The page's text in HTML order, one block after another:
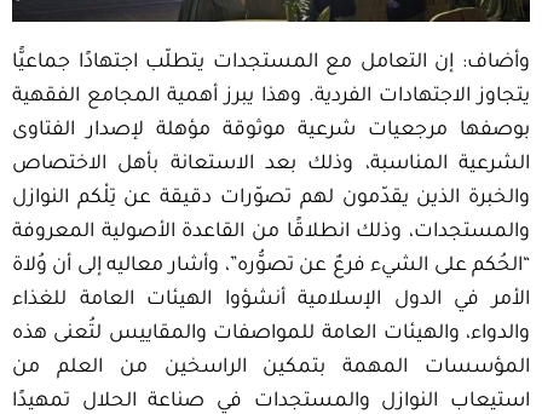
وأضاف: إن التعامل مع المستجدات يتطلّب اجتهادًا جماعيًّا
يتجاوز الاجتهادات الفردية. وهذا يبرز أهمية المجامع الفقهية
بوصفها مرجعيات شرعية موثوقة مؤهلة لإصدار الفتاوى
الشرعية المناسبة، وذلك بعد الاستعانة بأهل الاختصاص
والخبرة الذين يقدّمون لهم تصوّرات دقيقة عن تِلْكم النوازل
والمستجدات، وذلك انطلاقًا من القاعدة الأصولية المعروفة
“الحُكم على الشيء فرعٌ عن تصوُّره”، وأشار معاليه إلى أن وُلاة
الأمر في الدول الإسلامية أنشؤوا الهيئات العامة للغذاء
والدواء، والهيئات العامة للمواصفات والمقاييس لتُعنى هذه
المؤسسات المهمة بتمكين الراسخين من العلم من
استيعاب النوازل والمستجدات في صناعة الحلال تمهيدًا